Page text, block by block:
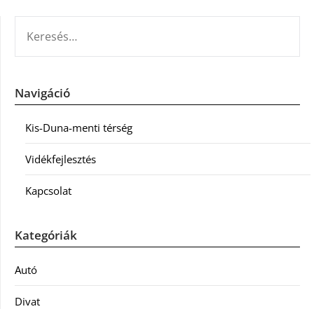
Navigáció
Kis-Duna-menti térség
Vidékfejlesztés
Kapcsolat
Kategóriák
Autó
Divat